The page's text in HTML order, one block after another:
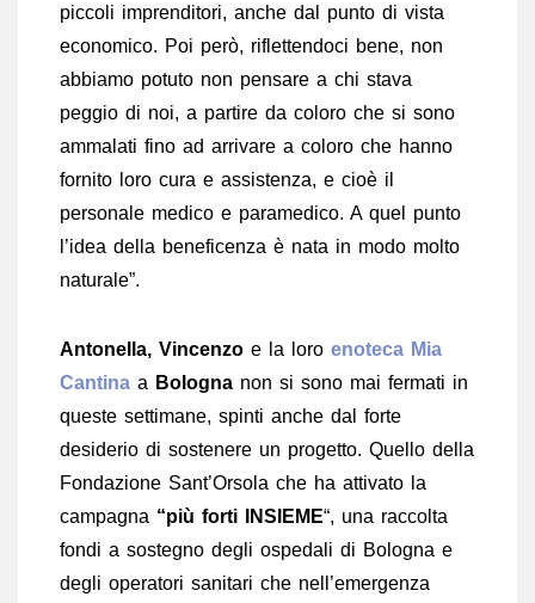
piccoli imprenditori, anche dal punto di vista
economico. Poi però, riflettendoci bene, non
abbiamo potuto non pensare a chi stava
peggio di noi, a partire da coloro che si sono
ammalati fino ad arrivare a coloro che hanno
fornito loro cura e assistenza, e cioè il
personale medico e paramedico. A quel punto
l’idea della beneficenza è nata in modo molto
naturale”.
Antonella, Vincenzo e la loro enoteca Mia
Cantina a Bologna non si sono mai fermati in
queste settimane, spinti anche dal forte
desiderio di sostenere un progetto. Quello della
Fondazione Sant’Orsola che ha attivato la
campagna “più forti INSIEME“, una raccolta
fondi a sostegno degli ospedali di Bologna e
degli operatori sanitari che nell’emergenza